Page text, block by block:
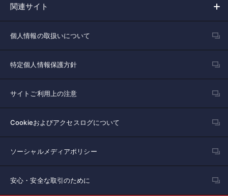
関連サイト
個人情報の取扱いについて
特定個人情報保護方針
サイトご利用上の注意
Cookieおよびアクセスログについて
ソーシャルメディアポリシー
安心・安全な取引のために